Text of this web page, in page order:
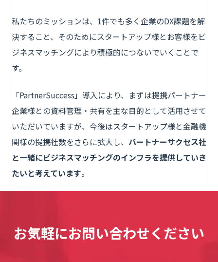
私たちのミッションは、1件でも多く企業のDX課題を解
決すること、そのためにスタートアップ様とお客様をビ
ジネスマッチングにより積極的につないでいくことで
す。
「PartnerSuccess」導入により、まずは提携パートナー
企業様との資料管理・共有を主な目的として活用させて
いただいていますが、今後はスタートアップ様と金融機
関様の提携社数をさらに拡大し、 パートナーサクセス社
と一緒にビジネスマッチングのインフラを提供していき
たいと考えています。
お気軽にお問い合わせください